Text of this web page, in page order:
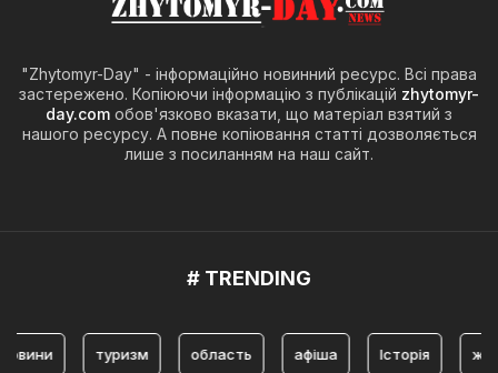
"Zhytomyr-Day" - інформаційно новинний ресурс. Всі права
застережено. Копіюючи інформацію з публікацій zhytomyr-
day.com обов'язково вказати, що матеріал взятий з
нашого ресурсу. А повне копіювання статті дозволяється
лише з посиланням на наш сайт.
# TRENDING
туризм область афіша Історія житомир